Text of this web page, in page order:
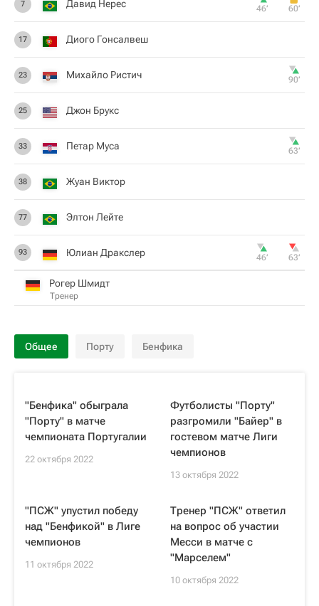
7 Давид Нерес 46‎’‎ 60‎’‎
17 Диого Гонсалвеш
23 Михайло Ристич 90‎’‎
25 Джон Брукс
33 Петар Муса 63‎’‎
38 Жуан Виктор
77 Элтон Лейте
93 Юлиан Дракслер 46‎’‎ 63‎’‎
Рогер Шмидт
Тренер
Общее Порту Бенфика
"Бенфика" обыграла
"Порту" в матче
чемпионата Португалии
22 октября 2022
Футболисты "Порту"
разгромили "Байер" в
гостевом матче Лиги
чемпионов
13 октября 2022
"ПСЖ" упустил победу
над "Бенфикой" в Лиге
чемпионов
11 октября 2022
Тренер "ПСЖ" ответил
на вопрос об участии
Месси в матче с
"Марселем"
10 октября 2022